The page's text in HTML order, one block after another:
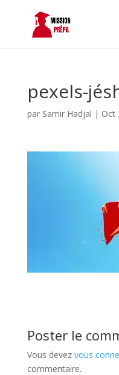
pexels-
par Samir Hadjal | Oct
Poster le
Vous devez vous
commentaire.